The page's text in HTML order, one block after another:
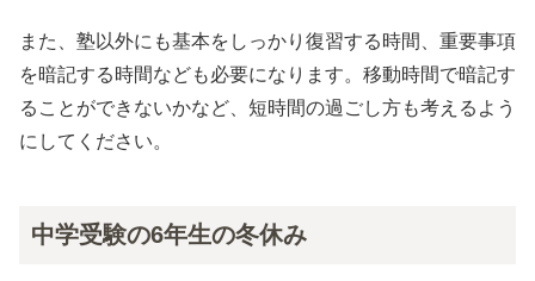
また、塾以外にも基本をしっかり復習する時間、重要事項
を暗記する時間なども必要になります。移動時間で暗記す
ることができないかなど、短時間の過ごし方も考えるよう
にしてください。
中学受験の6年生の冬休み